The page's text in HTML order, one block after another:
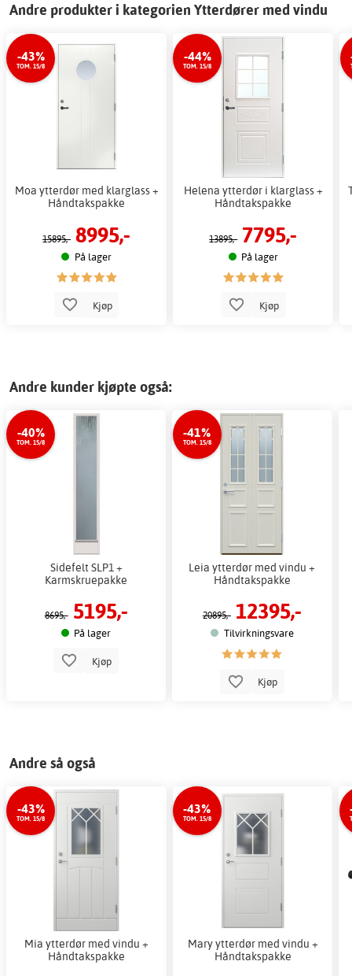
Andre produkter i kategorien Ytterdører med vindu
-43%
TOM. 15/8
Moa ytterdør med klarglass +
Håndtakspakke
15895,- 8995,-
På lager
Kjøp
-44%
TOM. 15/8
Helena ytterdør i klarglass +
Håndtakspakke
13895,- 7795,-
På lager
Kjøp
Andre kunder kjøpte også:
-40%
TOM. 15/8
Sidefelt SLP1 +
Karmskruepakke
8695,- 5195,-
På lager
Kjøp
-41%
TOM. 15/8
Leia ytterdør med vindu +
Håndtakspakke
20895,- 12395,-
Tilvirkningsvare
Kjøp
Andre så også
-43%
TOM. 15/8
Mia ytterdør med vindu +
Håndtakspakke
-43%
TOM. 15/8
Mary ytterdør med vindu +
Håndtakspakke